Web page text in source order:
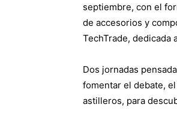
septiembre, con el
de accesorios y
TechTrade, dedicada
Dos jornadas
fomentar el debate,
astilleros, para